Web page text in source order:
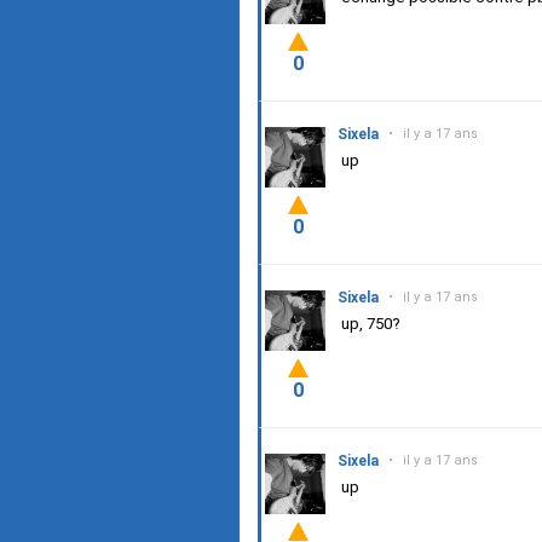
0
Sixela • il y a 17 ans
up
0
Sixela • il y a 17 ans
up, 750?
0
Sixela • il y a 17 ans
up